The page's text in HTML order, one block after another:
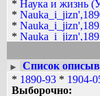
* Наука и жизнь
*
*
*
*
*
*
*
►
Список
* 1890-93 * 1904-
Выборочно: